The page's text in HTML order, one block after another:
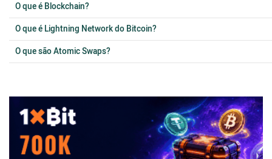
O que é Blockchain?
O que é Lightning Network do Bitcoin?
O que são Atomic Swaps?